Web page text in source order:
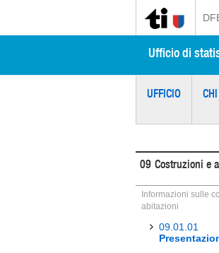
Ufficio di
UFFICIO
09 Costruzioni e
Informazioni sulle
abitazioni
09.01.01